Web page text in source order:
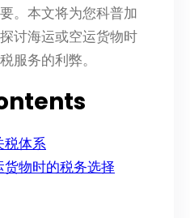
。本文将为您科普加
讨海运或空运货物时
服务的利弊。
税体系
物时的税务选择